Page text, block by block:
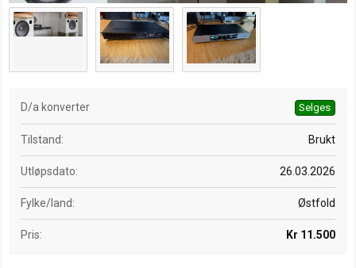
o
D/a konverter Selges
Tilstand Brukt
Utløpsdato 26.03.2026
Fylke/land Østfold
Pris Kr 11.500